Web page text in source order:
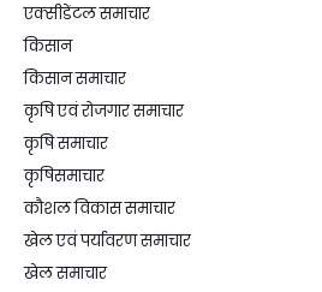
एक्सीडेंटल समाचार
किसान
किसान समाचार
कृषि एवं रोजगार समाचार
कृषि समाचार
कृषिसमाचार
कौशल विकास समाचार
खेल एवं पर्यावरण समाचार
खेल समाचार